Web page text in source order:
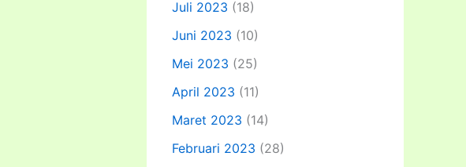
Juli 2023 (18)
Juni 2023 (10)
Mei 2023 (25)
April 2023 (11)
Maret 2023 (14)
Februari 2023 (28)